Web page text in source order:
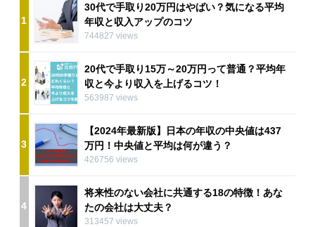
1
30代で手取り20万円はやばい？気になる平均
年収と収入アップのコツ
744827 views
2
20代で手取り15万～20万円って普通？平均年
収と今より収入を上げるコツ！
563987 views
3
【2024年最新版】日本の年収の中央値は437
万円！中央値と平均は何が違う？
426756 views
4
将来性のない会社に共通する18の特徴！あな
たの会社は大丈夫？
313457 views